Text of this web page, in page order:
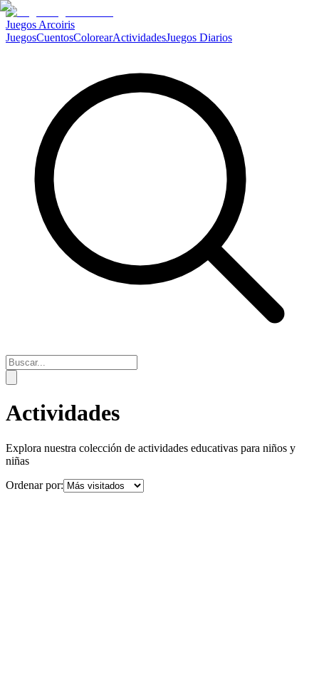
Juegos Arcoiris
JuegosCuentosColorearActividadesJuegos Diarios
Actividades
Explora nuestra colección de actividades educativas para niños y
niñas
Ordenar por: